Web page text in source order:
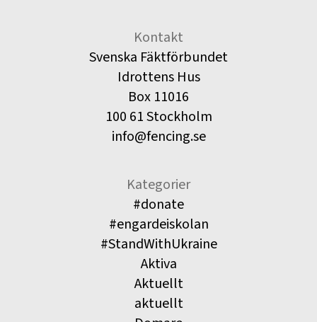
Kontakt
Svenska Fäktförbundet
Idrottens Hus
Box 11016
100 61 Stockholm
info@fencing.se
Kategorier
#donate
#engardeiskolan
#StandWithUkraine
Aktiva
Aktuellt
aktuellt